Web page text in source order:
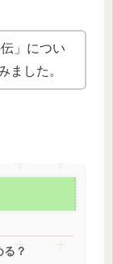
」につい
ました。
る？